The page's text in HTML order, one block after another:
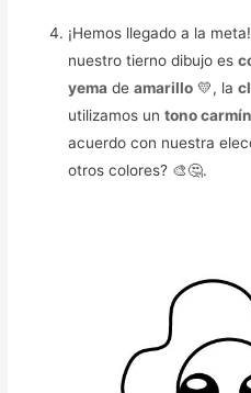
¡Hemos llegado a la
nuestro tierno dibujo es
yema deamarillo 💛, la
utilizamos untono carmín
acuerdo con nuestra
otros colores? 🎨🤔.